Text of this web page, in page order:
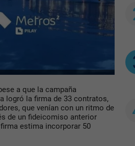
a que la campaña
logró la firma de 33 contratos,
que venían con un ritmo de
de un fideicomiso anterior
estima incorporar 50